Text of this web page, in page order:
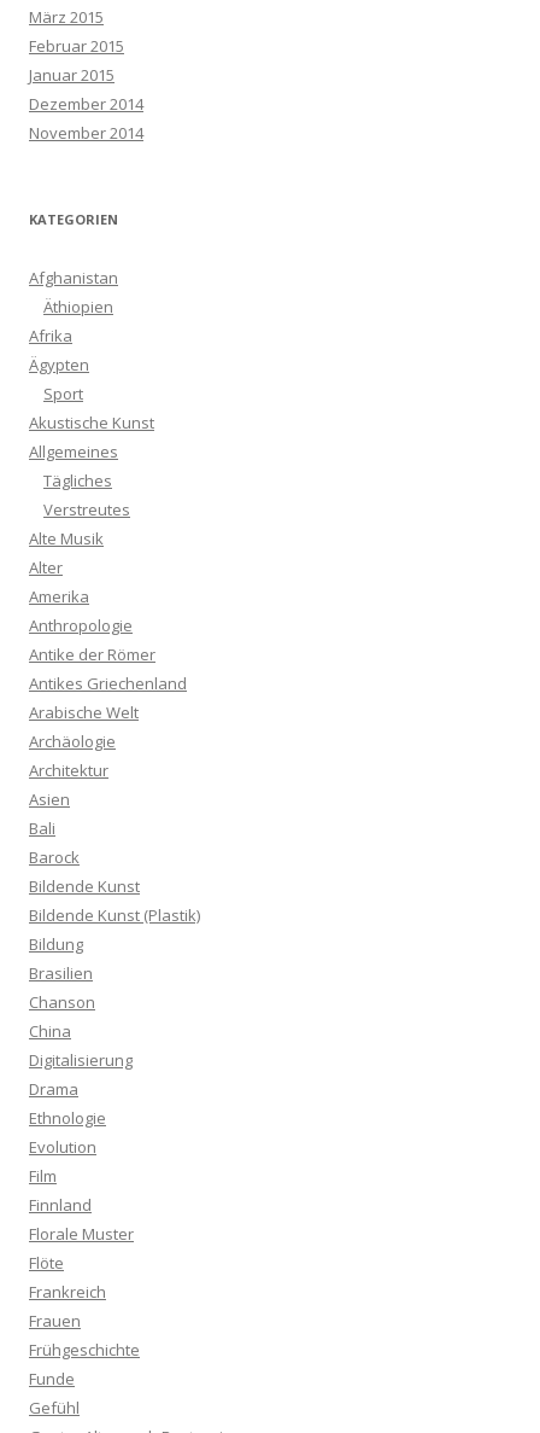
März 2015
Februar 2015
Januar 2015
Dezember 2014
November 2014
KATEGORIEN
Afghanistan
Äthiopien
Afrika
Ägypten
Sport
Akustische Kunst
Allgemeines
Tägliches
Verstreutes
Alte Musik
Alter
Amerika
Anthropologie
Antike der Römer
Antikes Griechenland
Arabische Welt
Archäologie
Architektur
Asien
Bali
Barock
Bildende Kunst
Bildende Kunst (Plastik)
Bildung
Brasilien
Chanson
China
Digitalisierung
Drama
Ethnologie
Evolution
Film
Finnland
Florale Muster
Flöte
Frankreich
Frauen
Frühgeschichte
Funde
Gefühl